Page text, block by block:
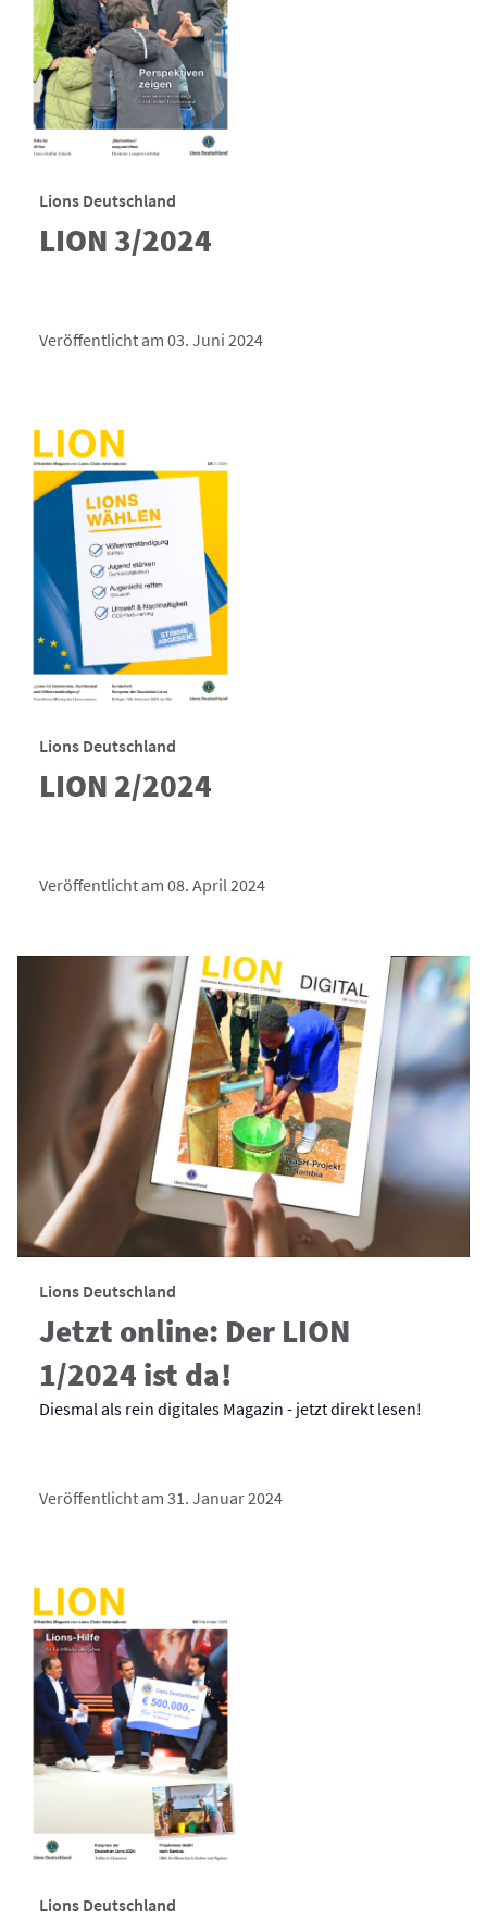
Lions Deutschland
LION 3/2024
Veröffentlicht am 03. Juni 2024
Lions Deutschland
LION 2/2024
Veröffentlicht am 08. April 2024
Lions Deutschland
Jetzt online: Der LION
1/2024 ist da!
Diesmal als rein digitales Magazin - jetzt direkt lesen!
Veröffentlicht am 31. Januar 2024
Lions Deutschland